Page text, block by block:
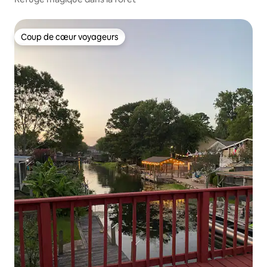
Coup de cœur voyageurs
Coup de cœur voyageurs